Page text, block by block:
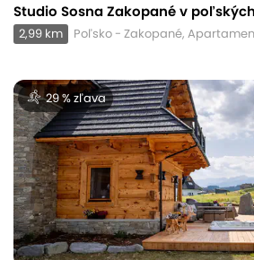
Studio Sosna Zakopané v
2,99 km Poľsko - Zakopané,
29 % zľava